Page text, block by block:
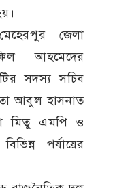
জেলা
আহমেদের
সদস্য সচিব
আবুল হাসনাত
মিতু এমপি ও
পর্যায়ের